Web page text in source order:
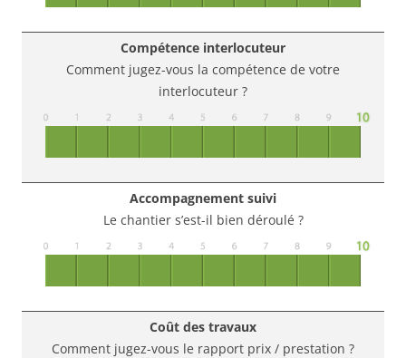
Compétence interlocuteur
Comment jugez-vous la compétence de votre
interlocuteur ?
Accompagnement suivi
Le chantier s’est-il bien déroulé ?
Coût des travaux
Comment jugez-vous le rapport prix / prestation ?